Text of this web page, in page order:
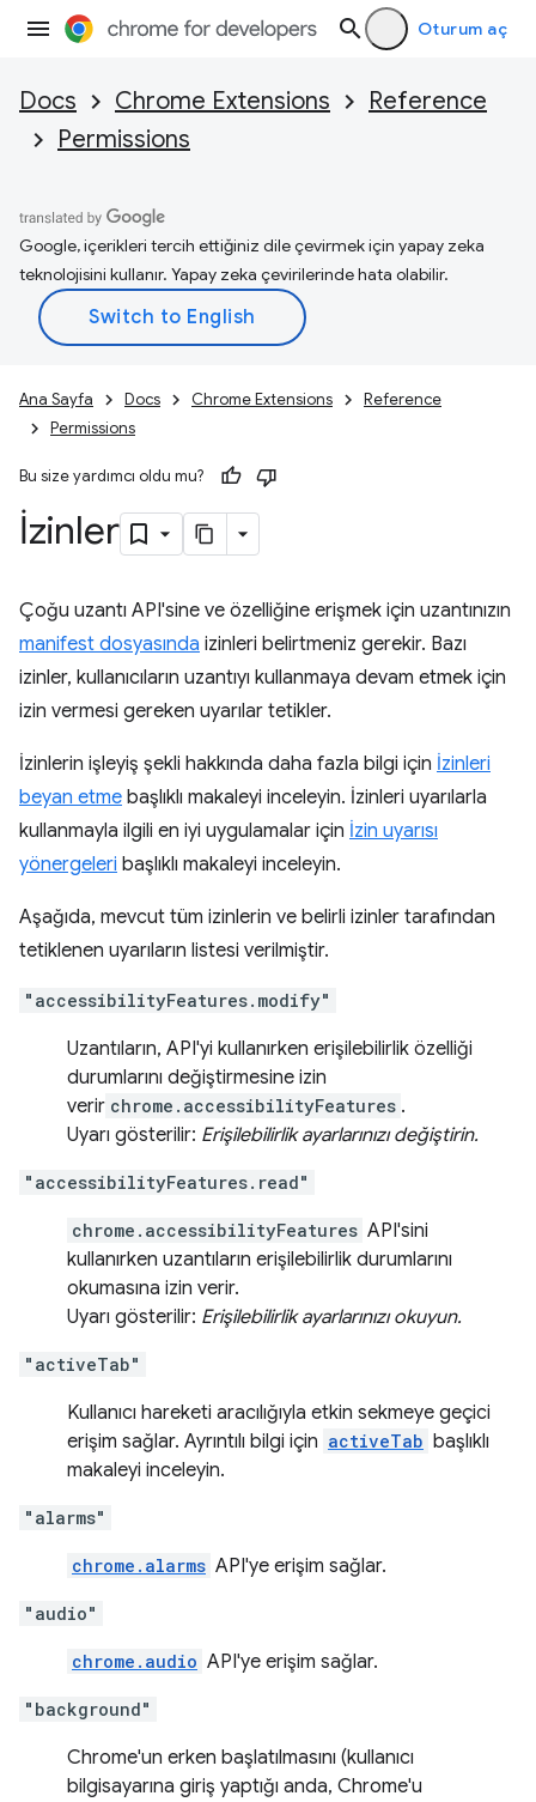
Oturum aç
Docs Chrome Extensions
Reference
Permissions
Google, içerikleri tercih ettiğiniz dile çevirmek için yapay zeka
teknolojisini kullanır. Yapay zeka çevirilerinde hata olabilir.
Ana Sayfa Docs Chrome Extensions
Reference
Permissions
Bu size yardımcı oldu mu?
İzinler
Çoğu uzantı API'sine ve özelliğine erişmek için uzantınızın
manifest dosyasında izinleri belirtmeniz gerekir. Bazı
izinler, kullanıcıların uzantıyı kullanmaya devam etmek için
izin vermesi gereken uyarılar tetikler.
İzinlerin işleyiş şekli hakkında daha fazla bilgi için İzinleri
beyan etme başlıklı makaleyi inceleyin. İzinleri uyarılarla
kullanmayla ilgili en iyi uygulamalar için İzin uyarısı
yönergeleri başlıklı makaleyi inceleyin.
Aşağıda, mevcut tüm izinlerin ve belirli izinler tarafından
tetiklenen uyarıların listesi verilmiştir.
"accessibilityFeatures.modify"
Uzantıların, API'yi kullanırken erişilebilirlik özelliği
durumlarını değiştirmesine izin
verir chrome.accessibilityFeatures .
Uyarı gösterilir: Erişilebilirlik ayarlarınızı değiştirin.
"accessibilityFeatures.read"
chrome.accessibilityFeatures API'sini
kullanırken uzantıların erişilebilirlik durumlarını
okumasına izin verir.
Uyarı gösterilir: Erişilebilirlik ayarlarınızı okuyun.
"activeTab"
Kullanıcı hareketi aracılığıyla etkin sekmeye geçici
erişim sağlar. Ayrıntılı bilgi için activeTab başlıklı
makaleyi inceleyin.
"alarms"
chrome.alarms API'ye erişim sağlar.
"audio"
chrome.audio API'ye erişim sağlar.
"background"
Chrome'un erken başlatılmasını (kullanıcı
bilgisayarına giriş yaptığı anda, Chrome'u